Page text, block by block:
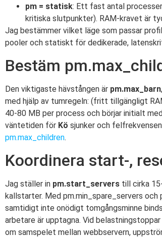
pm = statisk: Ett fast antal
kritiska slutpunkter). RAM-kravet är
Jag bestämmer vilket läge som passar
pooler och statiskt för dedikerade,
Bestäm
Den viktigaste hävstången är pm.max_barn
med hjälp av tumregeln: (fritt tillgängligt
40-80 MB per process och börjar initialt
väntetiden för Kö sjunker och
pm.max_children.
Koordinera start-,
Jag ställer in pm.start_servers till cirka
kallstarter. Med pm.min_spare_servers
samtidigt inte onödigt tomgångsminne
arbetare är upptagna. Vid
om samspelet mellan webbservern,